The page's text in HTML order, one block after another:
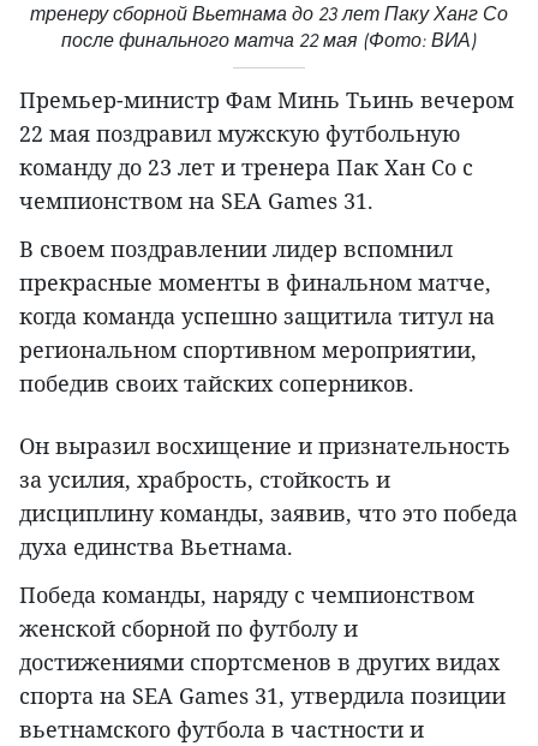
тренеру сборной Вьетнама до 23 лет Паку Ханг Со
после финального матча 22 мая (Фото: ВИА)
Премьер-министр Фам Минь Тьинь вечером
22 мая поздравил мужскую футбольную
команду до 23 лет и тренера Пак Хан Со с
чемпионством на SEA Games 31.
В своем поздравлении лидер вспомнил
прекрасные моменты в финальном матче,
когда команда успешно защитила титул на
региональном спортивном мероприятии,
победив своих тайских соперников.
Он выразил восхищение и признательность
за усилия, храбрость, стойкость и
дисциплину команды, заявив, что это победа
духа единства Вьетнама.
Победа команды, наряду с чемпионством
женской сборной по футболу и
достижениями спортсменов в других видах
спорта на SEA Games 31, утвердила позиции
вьетнамского футбола в частности и